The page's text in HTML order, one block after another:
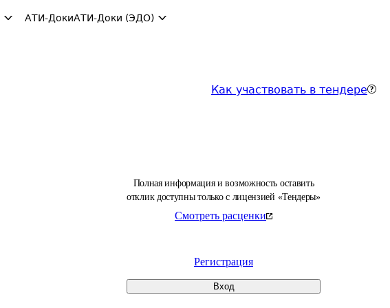
АТИ-ДокиАТИ-Доки (ЭДО)
Как участвовать в тендере
Полная информация и возможность оставить
отклик доступны только с лицензией «Тендеры»
Смотреть расценки
Регистрация
Вход